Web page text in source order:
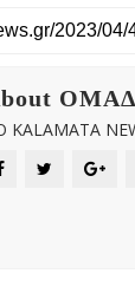
KALAMATA